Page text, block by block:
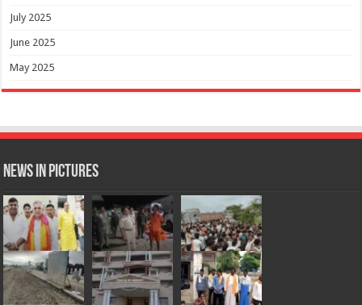
July 2025
June 2025
May 2025
News in Pictures